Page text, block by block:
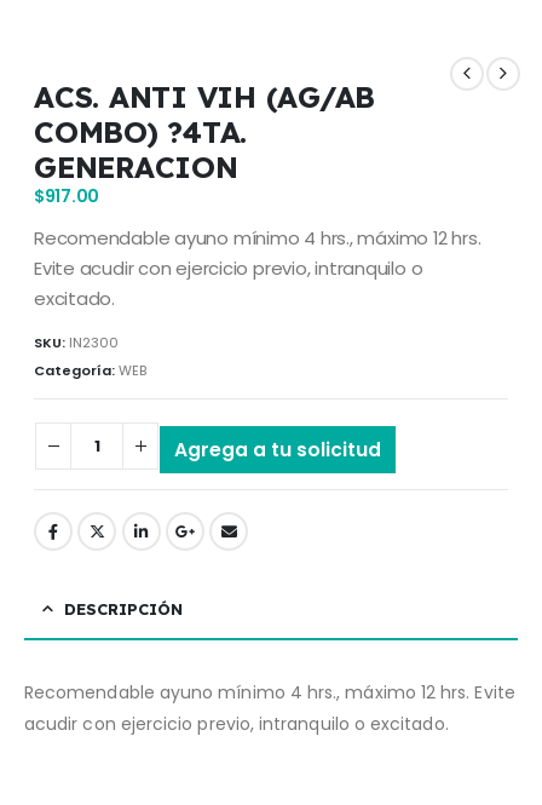
ACS. ANTI VIH (AG/AB
COMBO) ?4TA.
GENERACION
$917.00
Recomendable ayuno mínimo 4 hrs., máximo 12 hrs.
Evite acudir con ejercicio previo, intranquilo o
excitado.
SKU: IN2300
Categoría:WEB
Agrega a tu solicitud
DESCRIPCIÓN
Recomendable ayuno mínimo 4 hrs., máximo 12 hrs. Evite
acudir con ejercicio previo, intranquilo o excitado.